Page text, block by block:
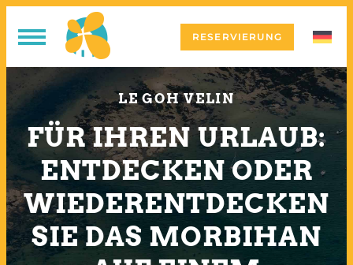
RESERVIERUNG
LE GOH VELIN
FÜR IHREN URLAUB:
ENTDECKEN ODER
WIEDERENTDECKEN
SIE DAS MORBIHAN